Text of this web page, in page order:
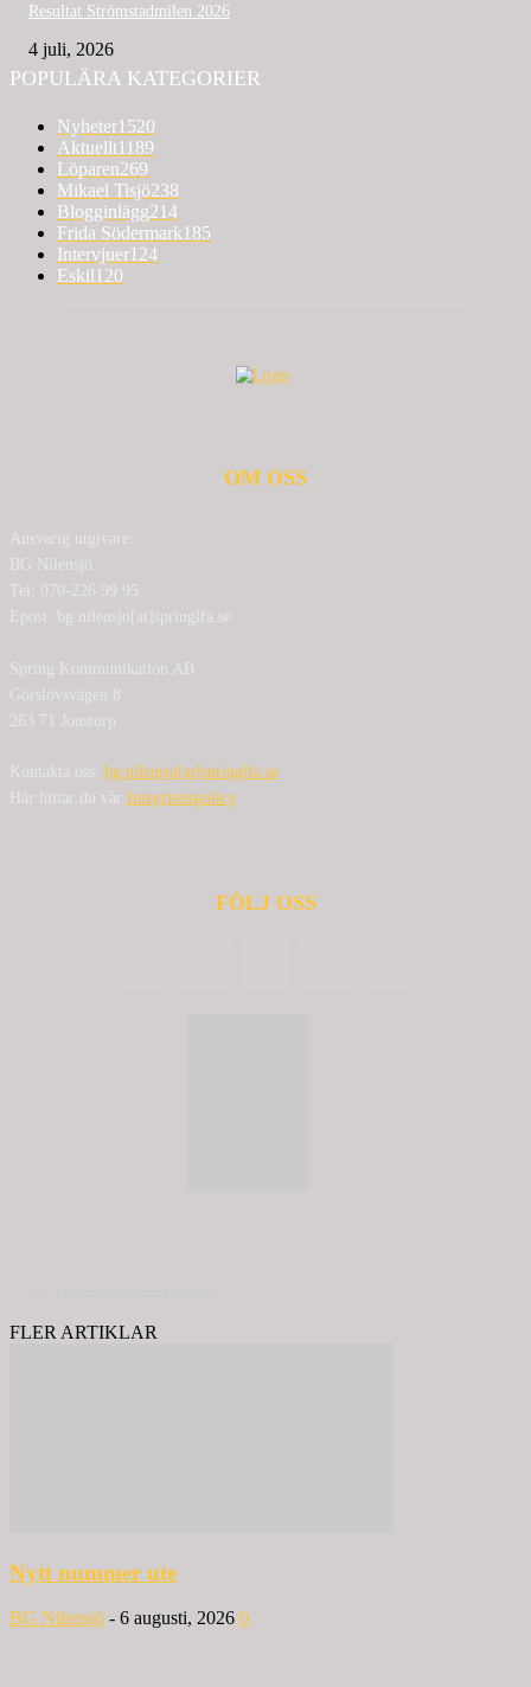
Resultat Strömstadmilen 2026
4 juli, 2026
POPULÄRA KATEGORIER
Nyheter1520
Aktuellt1189
Löparen269
Mikael Tisjö238
Blogginlägg214
Frida Södermark185
Intervjuer124
Eskil120
OM OSS
Ansvarig utgivare:
BG Nilensjö
Tel: 070-226 99 95
Epost: bg.nilensjo[at]springlfa.se
Spring Kommunikation AB
Görslövsvägen 8
263 71 Jonstorp
Kontakta oss: bg.nilensjo[at]springlfa.se
Här hittar du vår Integritetspolicy
FÖLJ OSS
FLER ARTIKLAR
Nytt nummer ute
BG Nilensjö - 6 augusti, 2026 0